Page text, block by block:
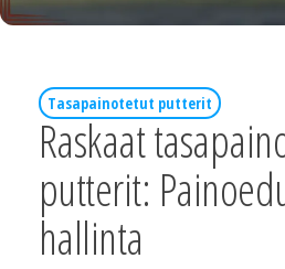
Tasapainotetut putterit
Raskaat
putterit:
hallinta